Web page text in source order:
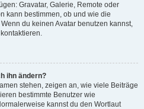
Gravatar, Galerie, Remote oder
kann bestimmen, ob und wie die
du keinen Avatar benutzen kannst,
ihn ändern?
stehen, zeigen an, wie viele Beiträge
bestimmte Benutzer wie
kannst du den Wortlaut